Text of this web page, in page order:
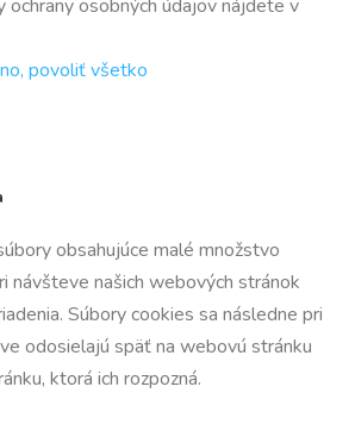
ochrany osobných údajov nájdete v
povoliť všetko
obsahujúce malé množstvo
návšteve našich webových stránok
Súbory cookies sa následne pri
odosielajú späť na webovú stránku
ktorá ich rozpozná.